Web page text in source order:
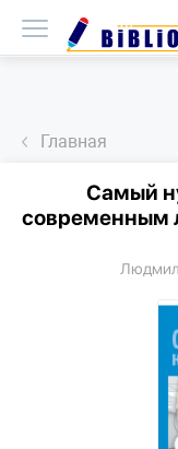
Главная
Самый
современным